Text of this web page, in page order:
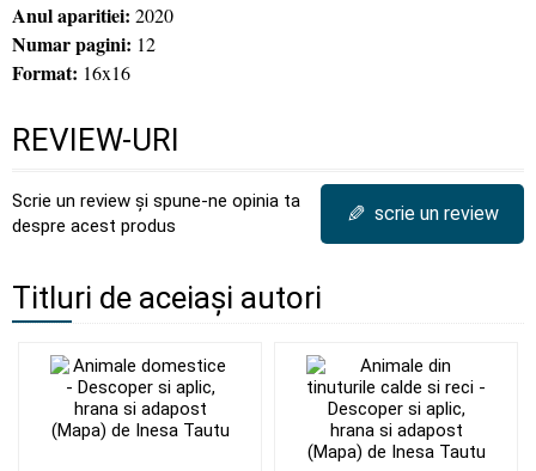
Anul aparitiei: 2020
Numar pagini: 12
Format: 16x16
REVIEW-URI
Scrie un review și spune-ne opinia ta
despre acest produs
✎ scrie un review
Titluri de aceiași autori